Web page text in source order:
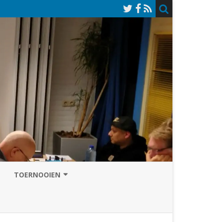
TOERNOOIEN